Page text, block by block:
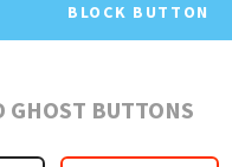
BLOCK BUTTON
GHOST BUTTONS